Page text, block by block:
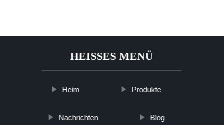
HEISSES MENÜ
Heim Produkte
Nachrichten Blog